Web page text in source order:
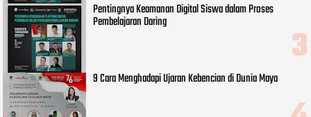
Pentingnya Keamanan Digital Siswa dalam Proses
Pembelajaran Daring
9 Cara Menghadapi Ujaran Kebencian di Dunia Maya